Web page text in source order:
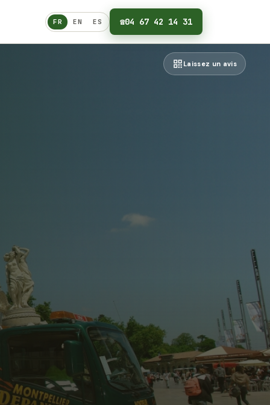
Français
FR EN ES ☎04 67 42 14 31
Laissez un avis